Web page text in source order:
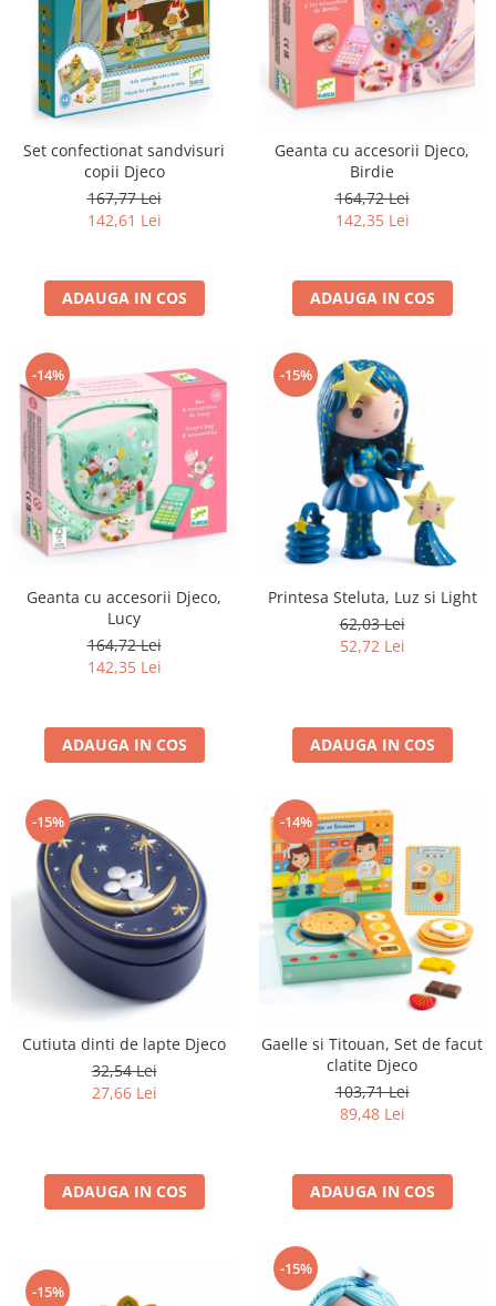
Set confectionat sandvisuri
copii Djeco
167,77 Lei
142,61 Lei
ADAUGA IN COS
Geanta cu accesorii Djeco,
Birdie
164,72 Lei
142,35 Lei
ADAUGA IN COS
-14%
Geanta cu accesorii Djeco,
Lucy
164,72 Lei
142,35 Lei
ADAUGA IN COS
-15%
Printesa Steluta, Luz si Light
62,03 Lei
52,72 Lei
ADAUGA IN COS
-15%
Cutiuta dinti de lapte Djeco
32,54 Lei
27,66 Lei
ADAUGA IN COS
-14%
Gaelle si Titouan, Set de facut
clatite Djeco
103,71 Lei
89,48 Lei
ADAUGA IN COS
-15%
-15%